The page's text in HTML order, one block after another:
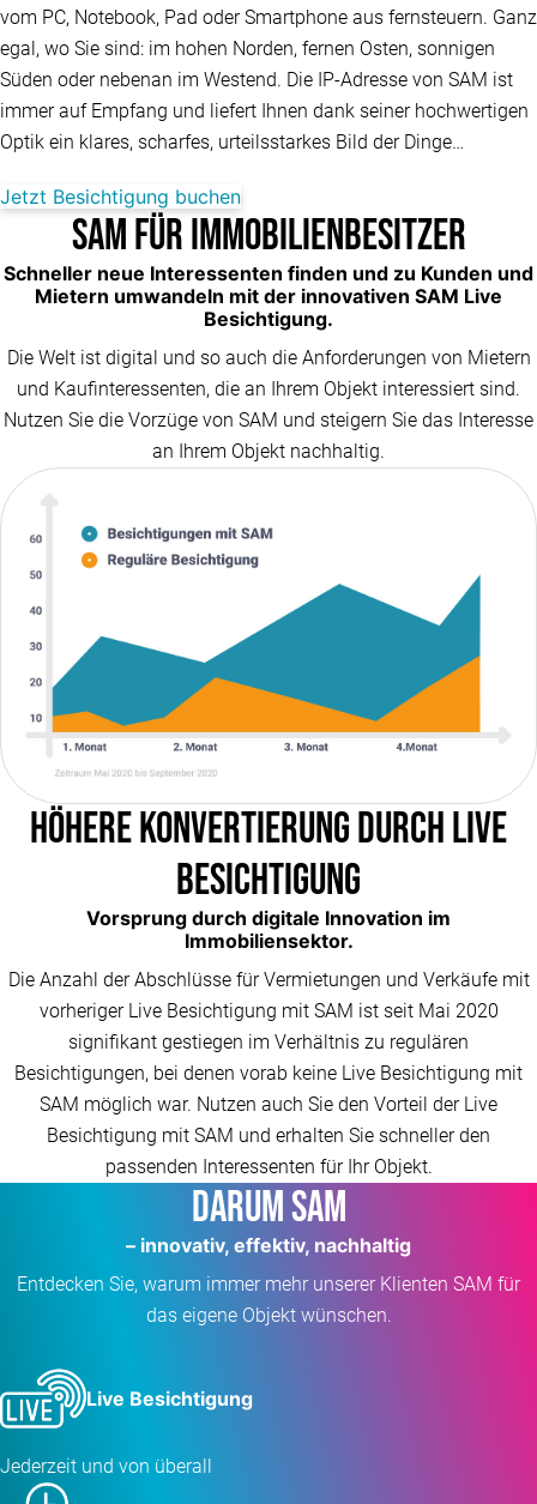
vom PC, Notebook, Pad oder Smartphone aus fernsteuern. Ganz
egal, wo Sie sind: im hohen Norden, fernen Osten, sonnigen
Süden oder nebenan im Westend. Die IP-Adresse von SAM ist
immer auf Empfang und liefert Ihnen dank seiner hochwertigen
Optik ein klares, scharfes, urteilsstarkes Bild der Dinge…
Jetzt Besichtigung buchen
SAM für Immobilienbesitzer
Schneller neue Interessenten finden und zu Kunden und
Mietern umwandeln mit der innovativen SAM Live
Besichtigung.
Die Welt ist digital und so auch die Anforderungen von Mietern
und Kaufinteressenten, die an Ihrem Objekt interessiert sind.
Nutzen Sie die Vorzüge von SAM und steigern Sie das Interesse
an Ihrem Objekt nachhaltig.
Höhere Konvertierung durch Live
Besichtigung
Vorsprung durch digitale Innovation im
Immobiliensektor.
Die Anzahl der Abschlüsse für Vermietungen und Verkäufe mit
vorheriger Live Besichtigung mit SAM ist seit Mai 2020
signifikant gestiegen im Verhältnis zu regulären
Besichtigungen, bei denen vorab keine Live Besichtigung mit
SAM möglich war. Nutzen auch Sie den Vorteil der Live
Besichtigung mit SAM und erhalten Sie schneller den
passenden Interessenten für Ihr Objekt.
Darum SAM
– innovativ, effektiv, nachhaltig
Entdecken Sie, warum immer mehr unserer Klienten SAM für
das eigene Objekt wünschen.
Live Besichtigung
Jederzeit und von überall